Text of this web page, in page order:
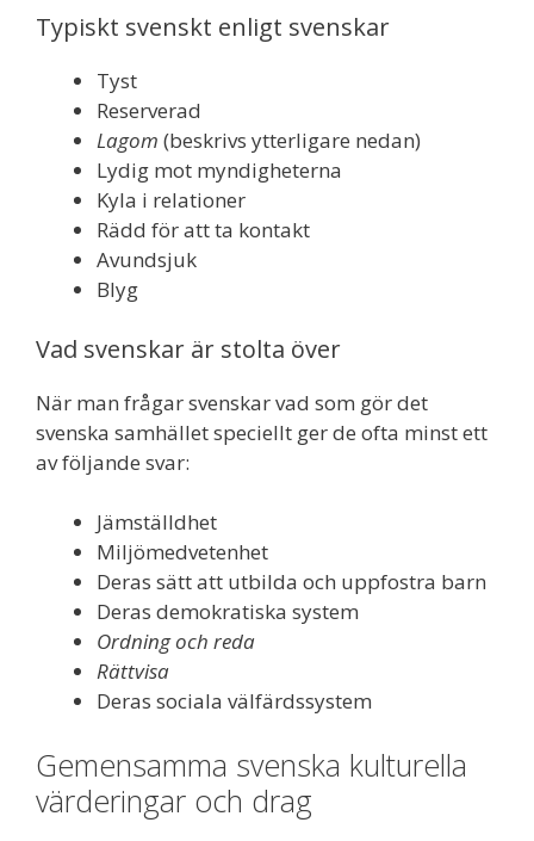
Typiskt svenskt enligt svenskar
Tyst
Reserverad
Lagom (beskrivs ytterligare nedan)
Lydig mot myndigheterna
Kyla i relationer
Rädd för att ta kontakt
Avundsjuk
Blyg
Vad svenskar är stolta över
När man frågar svenskar vad som gör det
svenska samhället speciellt ger de ofta minst ett
av följande svar:
Jämställdhet
Miljömedvetenhet
Deras sätt att utbilda och uppfostra barn
Deras demokratiska system
Ordning och reda
Rättvisa
Deras sociala välfärdssystem
Gemensamma svenska kulturella
värderingar och drag